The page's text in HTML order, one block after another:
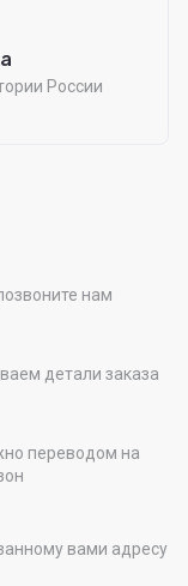
России
нам
детали заказа
переводом на
вами адресу